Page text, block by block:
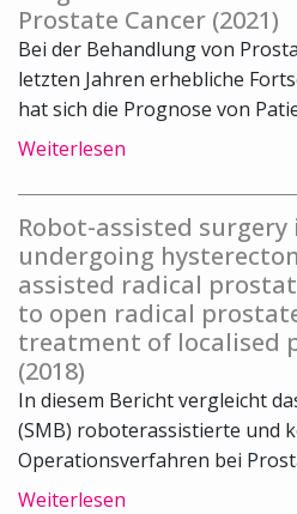
Prostate Cancer (2021)
Bei der Behandlung von
letzten Jahren erhebliche
hat sich die Prognose von
Weiterlesen
Robot-assisted surgery
undergoing
assisted radical
to open radical
treatment of localised
(2018)
In diesem Bericht vergleicht
(SMB) roboterassistierte und
Operationsverfahren bei
Weiterlesen